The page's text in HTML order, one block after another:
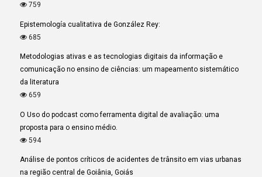
759
Epistemología cualitativa de González Rey:
685
Metodologias ativas e as tecnologias digitais da informação e
comunicação no ensino de ciências: um mapeamento sistemático
da literatura
659
O Uso do podcast como ferramenta digital de avaliação: uma
proposta para o ensino médio.
594
Análise de pontos críticos de acidentes de trânsito em vias urbanas
na região central de Goiânia, Goiás